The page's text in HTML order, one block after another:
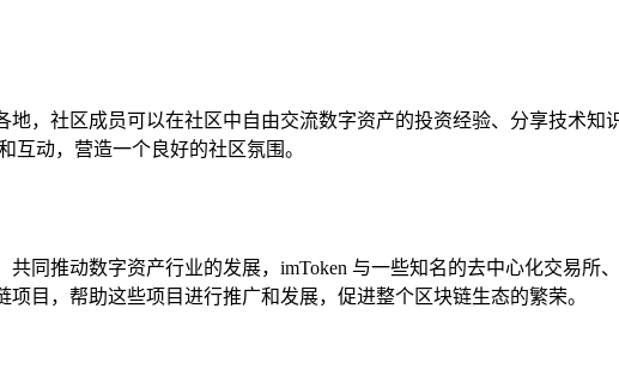
，社区成员可以在社区中自由交流数字资产的投资经验、分享技术知
互动，营造一个良好的社区氛围。
同推动数字资产行业的发展，imToken 与一些知名的去中心化交易所
目，帮助这些项目进行推广和发展，促进整个区块链生态的繁荣。